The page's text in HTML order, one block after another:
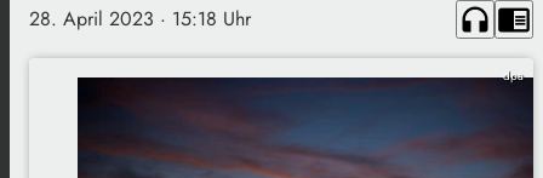
28. April 2023 · 15:18 Uhr headphones chrome_reader_mode
dpa